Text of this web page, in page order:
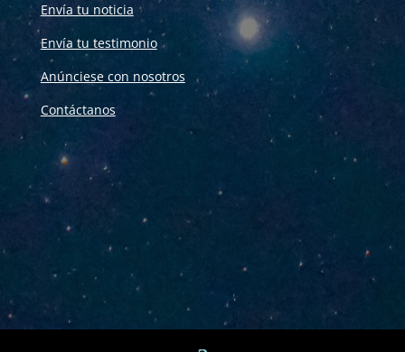
Envía tu noticia
Envía tu testimonio
Anúnciese con nosotros
Contáctanos